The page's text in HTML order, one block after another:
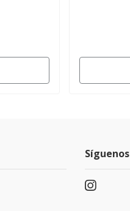
Síguenos